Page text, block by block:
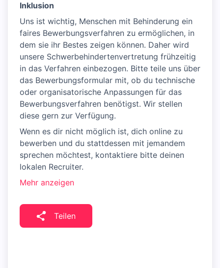
Inklusion
Uns ist wichtig, Menschen mit Behinderung ein
faires Bewerbungsverfahren zu ermöglichen, in
dem sie ihr Bestes zeigen können. Daher wird
unsere Schwerbehindertenvertretung frühzeitig
in das Verfahren einbezogen. Bitte teile uns über
das Bewerbungsformular mit, ob du technische
oder organisatorische Anpassungen für das
Bewerbungsverfahren benötigst. Wir stellen
diese gern zur Verfügung.
Wenn es dir nicht möglich ist, dich online zu
bewerben und du stattdessen mit jemandem
sprechen möchtest, kontaktiere bitte deinen
lokalen Recruiter.
Mehr anzeigen
Teilen